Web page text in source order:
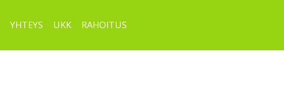
YHTEYS UKK RAHOITUS